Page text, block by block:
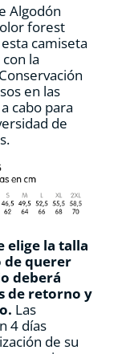
Algodón
forest
camiseta
la
en las
cabo para
de
elige la talla
de querer
deberá
de retorno y
Las
4 días
de su